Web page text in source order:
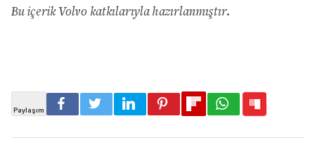
Bu içerik Volvo katkılarıyla hazırlanmıştır.